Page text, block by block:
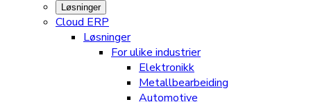
Løsninger
Cloud ERP
Løsninger
For ulike industrier
Elektronikk
Metallbearbeiding
Automotive